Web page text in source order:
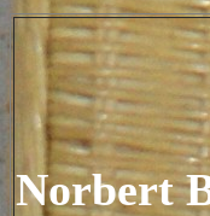
Norbert